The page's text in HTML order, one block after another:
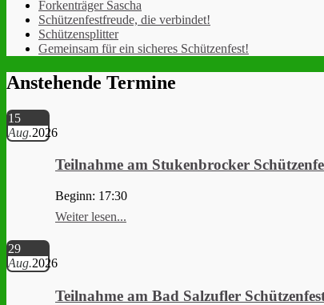
Forkenträger Sascha
Schützenfestfreude, die verbindet!
Schützensplitter
Gemeinsam für ein sicheres Schützenfest!
Anstehende Termine
15
Aug.2026
Teilnahme am Stukenbrocker
Beginn: 17:30
Weiter lesen...
29
Aug.2026
Teilnahme am Bad Salzufler